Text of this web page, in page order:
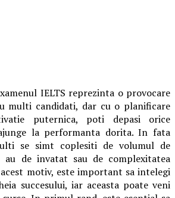
IELTS reprezinta o provocare
multi candidati, dar cu o planificare
puternica, poti depasi orice
la performanta dorita. In fata
se simt coplesiti de volumul de
de invatat sau de complexitatea
motiv, este important sa intelegi
succesului, iar aceasta poate veni